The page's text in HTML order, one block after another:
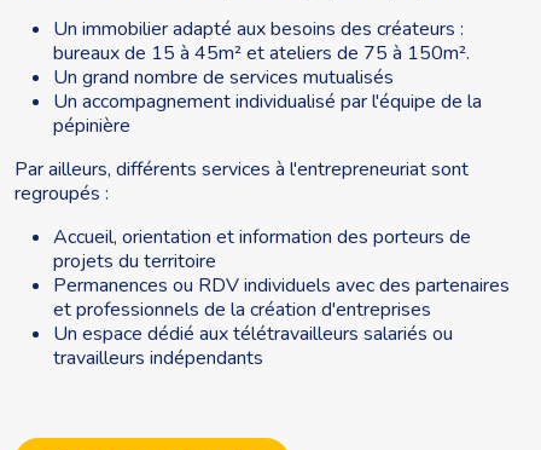
Un immobilier adapté aux besoins des créateurs :
bureaux de 15 à 45m² et ateliers de 75 à 150m².
Un grand nombre de services mutualisés
Un accompagnement individualisé par l'équipe de la
pépinière
Par ailleurs, différents services à l'entrepreneuriat sont
regroupés :
Accueil, orientation et information des porteurs de
projets du territoire
Permanences ou RDV individuels avec des partenaires
et professionnels de la création d'entreprises
Un espace dédié aux télétravailleurs salariés ou
travailleurs indépendants